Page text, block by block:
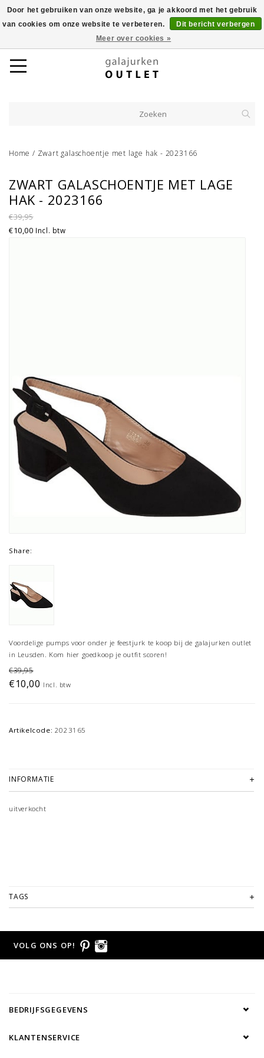
Home / Zwart galaschoentje met lage hak - 2023166
ZWART GALASCHOENTJE MET LAGE
HAK - 2023166
€39,95
€10,00 Incl. btw
Share:
Voordelige pumps voor onder je feestjurk te koop bij de galajurken outlet
in Leusden. Kom hier goedkoop je outfit scoren!
€39,95
€10,00 Incl. btw
Artikelcode: 2023165
INFORMATIE
uitverkocht
TAGS
VOLG ONS OP!
BEDRIJFSGEGEVENS
KLANTENSERVICE
Door het gebruiken van onze website, ga je akkoord met het gebruik
van cookies om onze website te verbeteren.
Dit bericht verbergen
Meer over cookies »